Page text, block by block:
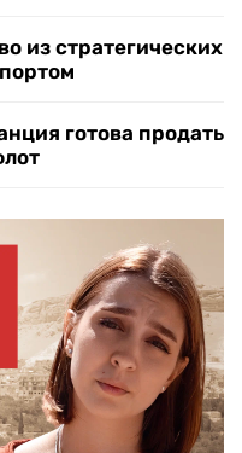
из стратегических
готова продать